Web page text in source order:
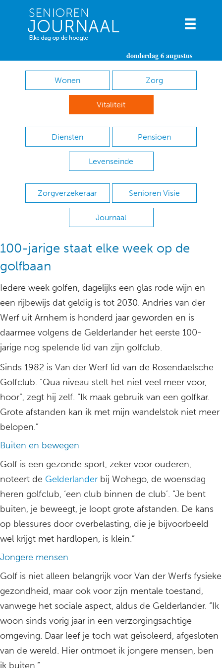
donderdag 6 augustus
Wonen Zorg
Vitaliteit
Diensten Pensioen
Levenseinde
Zorgverzekeraar Senioren Visie
Journaal
100-jarige staat elke week op de
golfbaan
Iedere week golfen, dagelijks een glas rode wijn en
een rijbewijs dat geldig is tot 2030. Andries van der
Werf uit Arnhem is honderd jaar geworden en is
daarmee volgens de Gelderlander het eerste 100-
jarige nog spelende lid van zijn golfclub.
Sinds 1982 is Van der Werf lid van de Rosendaelsche
Golfclub. “Qua niveau stelt het niet veel meer voor,
hoor”, zegt hij zelf. “Ik maak gebruik van een golfkar.
Grote afstanden kan ik met mijn wandelstok niet meer
belopen.”
Buiten en bewegen
Golf is een gezonde sport, zeker voor ouderen,
noteert de Gelderlander bij Wohego, de woensdag
heren golfclub, ‘een club binnen de club’. “Je bent
buiten, je beweegt, je loopt grote afstanden. De kans
op blessures door overbelasting, die je bijvoorbeeld
wel krijgt met hardlopen, is klein.”
Jongere mensen
Golf is niet alleen belangrijk voor Van der Werfs fysieke
gezondheid, maar ook voor zijn mentale toestand,
vanwege het sociale aspect, aldus de Gelderlander. “Ik
woon sinds vorig jaar in een verzorgingsachtige
omgeving. Daar leef je toch wat geïsoleerd, afgesloten
van de wereld. Hier ontmoet ik jongere mensen, ben
ik buiten.”